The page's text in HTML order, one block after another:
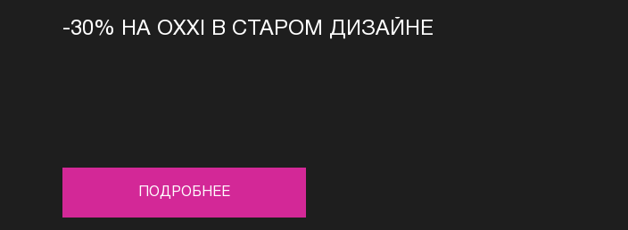
-30% НА OXXI В СТАРОМ ДИЗАЙНЕ
ПОДРОБНЕЕ